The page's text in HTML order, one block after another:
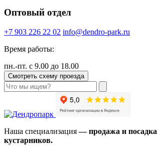
Оптовый отдел
+7 903 226 22 02 info@dendro-park.ru
Время работы:
пн.-пт. с 9.00 до 18.00
Смотреть схему проезда
Наша специализация— продажа и посадка
кустарников.